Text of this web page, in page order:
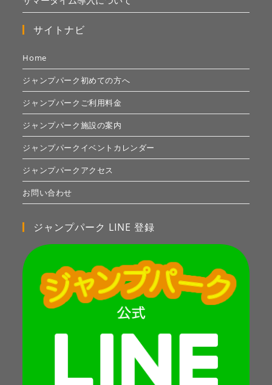
サイトナビ
Home
ジャンプパーク初めての方へ
ジャンプパークご利用料金
ジャンプパーク施設の案内
ジャンプパークイベントカレンダー
ジャンプパークアクセス
お問い合わせ
ジャンプパーク LINE 登録